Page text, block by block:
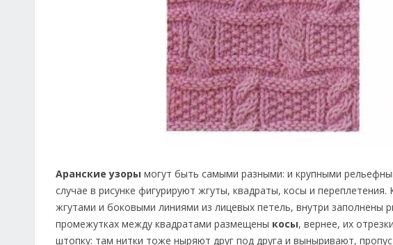
Аранские узоры могут быть самыми разными: и крупными
случае в рисунке фигурируют жгуты, квадраты, косы и
жгутами и боковыми линиями из лицевых петель, внутри заполнены
промежутках между квадратами размещены косы, вернее, их
штопку: там нитки тоже ныряют друг под друга и выныривают,